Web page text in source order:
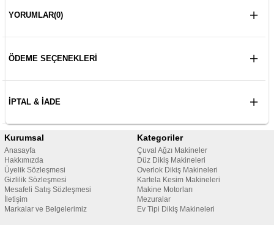
YORUMLAR(0)
ÖDEME SEÇENEKLERI
İPTAL & İADE
Kurumsal
Anasayfa
Hakkımızda
Üyelik Sözleşmesi
Gizlilik Sözleşmesi
Mesafeli Satış Sözleşmesi
İletişim
Markalar ve Belgelerimiz
Kategoriler
Çuval Ağzı Makineler
Düz Dikiş Makineleri
Overlok Dikiş Makineleri
Kartela Kesim Makineleri
Makine Motorları
Mezuralar
Ev Tipi Dikiş Makineleri